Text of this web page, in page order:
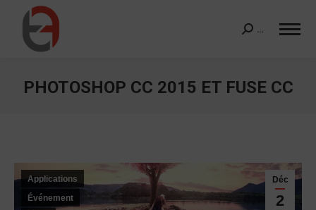
Search:
PHOTOSHOP CC 2015 ET FUSE CC
Déc
2
Applications
Événement